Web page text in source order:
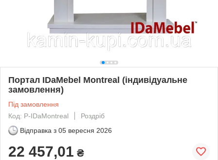
Портал IDaMebel Montreal (індивідуальне
замовлення)
Під замовлення
Код: P-IDaMontreal
Роздріб
Відправка з 05 вересня 2026
22 457,01 ₴